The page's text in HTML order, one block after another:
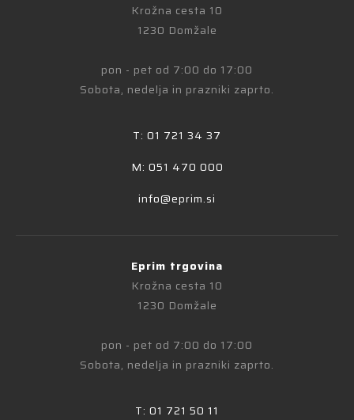
Krožna cesta 10
1230 Domžale
pon - pet od 7:00 do 17:00
Sobota, nedelja in prazniki zaprto.
T: 01 721 34 37
M: 051 470 000
info@eprim.si
Eprim trgovina
Krožna cesta 10
1230 Domžale
pon - pet od 7:00 do 17:00
Sobota, nedelja in prazniki zaprto.
T: 01 721 50 11